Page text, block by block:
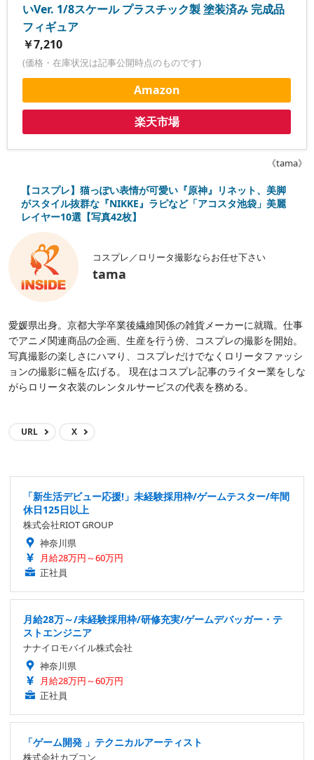
いVer. 1/8スケール プラスチック製 塗装済み 完成品
フィギュア
￥7,210
(価格・在庫状況は記事公開時点のものです)
Amazon
楽天市場
《tama》
【コスプレ】猫っぽい表情が可愛い『原神』リネット、美脚
がスタイル抜群な『NIKKE』ラピなど「アコスタ池袋」美麗
レイヤー10選【写真42枚】
コスプレ／ロリータ撮影ならお任せ下さい
tama
愛媛県出身。京都大学卒業後繊維関係の雑貨メーカーに就職。仕事
でアニメ関連商品の企画、生産を行う傍、コスプレの撮影を開始。
写真撮影の楽しさにハマり、コスプレだけでなくロリータファッシ
ョンの撮影に幅を広げる。 現在はコスプレ記事のライター業をしな
がらロリータ衣装のレンタルサービスの代表を務める。
URL X
「新生活デビュー応援!」未経験採用枠/ゲームテスター/年間
休日125日以上
株式会社RIOT GROUP
神奈川県
月給28万円～60万円
正社員
月給28万～/未経験採用枠/研修充実/ゲームデバッガー・テ
ストエンジニア
ナナイロモバイル株式会社
神奈川県
月給28万円～60万円
正社員
「ゲーム開発 」テクニカルアーティスト
株式会社カプコン